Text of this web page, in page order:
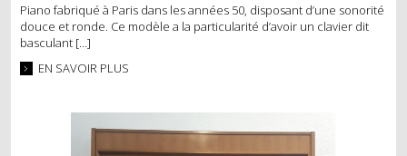
Piano fabriqué à Paris dans les années 50, disposant d’une sonorité
douce et ronde. Ce modèle a la particularité d’avoir un clavier dit
basculant […]
EN SAVOIR PLUS